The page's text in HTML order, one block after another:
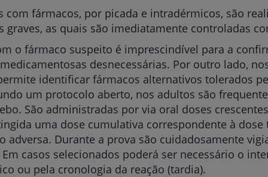
com fármacos, por picada e intradérmicos, são
graves, as quais são imediatamente controladas
o fármaco suspeito é imprescindível para a
desnecessárias. Por outro lado,
identificar fármacos alternativos tolerados
um protocolo aberto, nos adultos são
São administradas por via oral doses
uma dose cumulativa correspondente à
adversa. Durante a prova são cuidadosamente
casos selecionados poderá ser necessário o
ou pela cronologia da reação (tardia).